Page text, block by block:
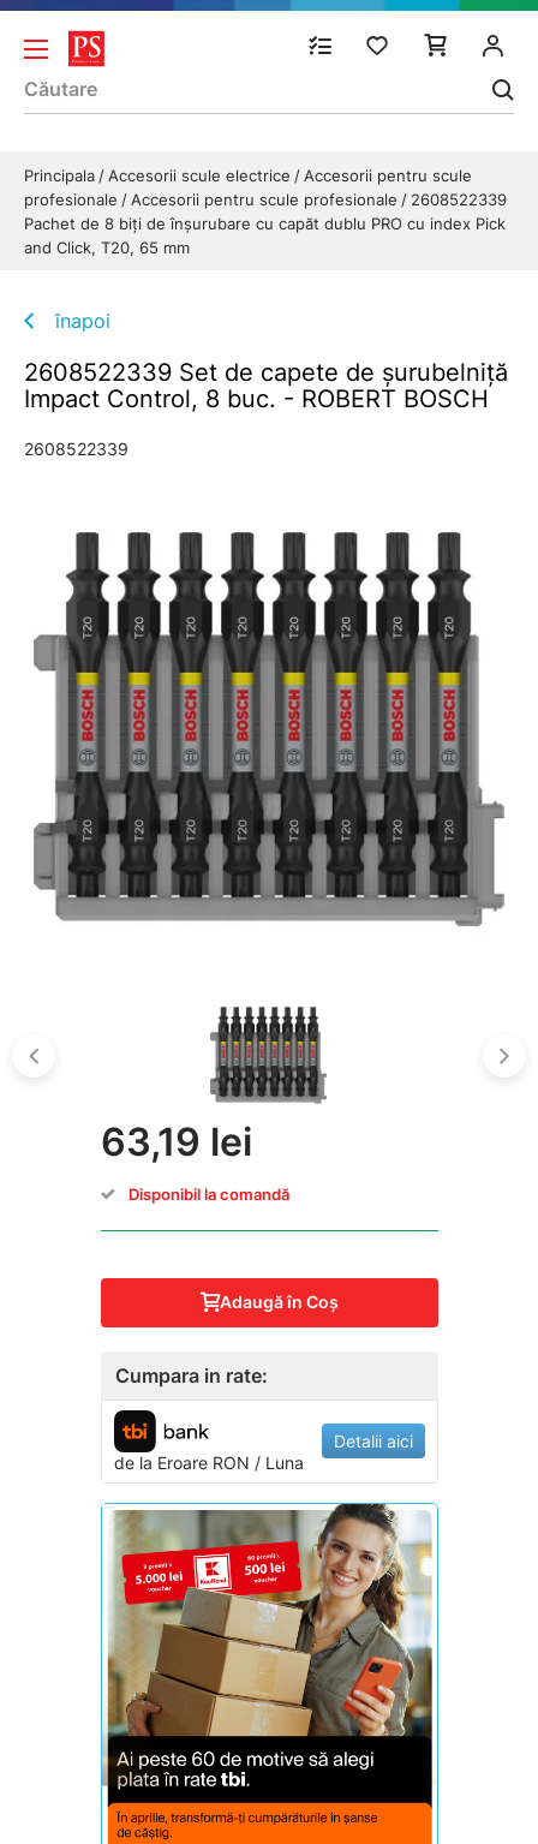
Principala Accesorii scule electrice
Accesorii pentru scule
profesionale
Accesorii pentru scule profesionale
2608522339
Pachet de 8 biți de înșurubare cu capăt dublu PRO cu index Pick
and Click, T20, 65 mm
înapoi
2608522339 Set de capete de şurubelniţă
Impact Control, 8 buc. - ROBERT BOSCH
2608522339
63,19 lei
Disponibil la comandă
Adaugă în Coş
Cumpara in rate:
de la EroareRON / Luna
Detalii aici